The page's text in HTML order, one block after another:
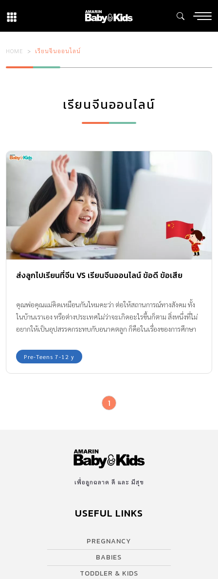
HOME เรียนจีนออนไลน์
เรียนจีนออนไลน์
ส่งลูกไปเรียนที่จีน VS เรียนจีนออนไลน์ ข้อดี ข้อเสีย
คุณพ่อคุณแม่คิดเหมือนกันไหมคะว่า ต่อให้สถานการณ์ทางสังคม ทั้ง
ในบ้านเราเอง หรือต่างประเทศไม่ว่าจะเกิดอะไรขึ้นก็ตาม สิ่งหนึ่งที่ไม่
อยากให้เป็นอุปสรรคกระทบกับอนาคตลูก ก็คือในเรื่องของการศึกษา
พิเศษภาษาที่สาม เช่น ภาษาจีน เชื่อว่าย่อมส่งผลดีมากกว่าผลเสียกับ
ตัวของเด็ก ๆ ค่ะ
Pre-Teens 7-12 y
1
เพื่อลูกฉลาด ดี และ มีสุข
USEFUL LINKS
PREGNANCY
BABIES
TODDLER & KIDS